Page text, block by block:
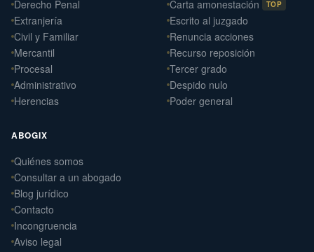
Derecho Penal
Extranjería
Civil y Familiar
Mercantil
Procesal
Administrativo
Herencias
Carta amonestación TOP
Escrito al juzgado
Renuncia acciones
Recurso reposición
Tercer grado
Despido nulo
Poder general
ABOGIX
Quiénes somos
Consultar a un abogado
Blog jurídico
Contacto
Incongruencia
Aviso legal
Daniel Ramos Illanes
Derecho Laboral
📍 Sevilla
Laterna Abogados
📍 Santiago de Compostela